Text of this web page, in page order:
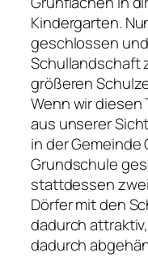
Kindergarten.
geschlossen
Schullandschaft
größeren
Wenn wir
aus unserer
in der
Grundschule
stattdessen
Dörfer mit den
dadurch
dadurch